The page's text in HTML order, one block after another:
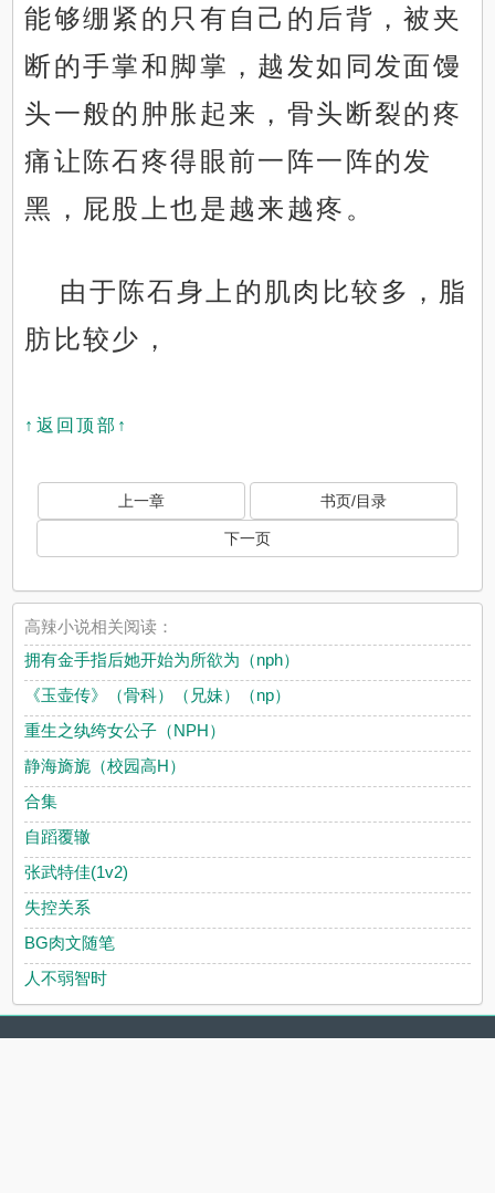
能够绷紧的只有自己的后背，被夹
断的手掌和脚掌，越发如同发面馒
头一般的肿胀起来，骨头断裂的疼
痛让陈石疼得眼前一阵一阵的发
黑，屁股上也是越来越疼。
由于陈石身上的肌肉比较多，脂
肪比较少，
↑返回顶部↑
上一章 书页/目录
下一页
高辣小说相关阅读：
拥有金手指后她开始为所欲为（nph）
《玉壶传》（骨科）（兄妹）（np）
重生之纨绔女公子（NPH）
静海旖旎（校园高H）
合集
自蹈覆辙
张武特佳(1v2)
失控关系
BG肉文随笔
人不弱智时